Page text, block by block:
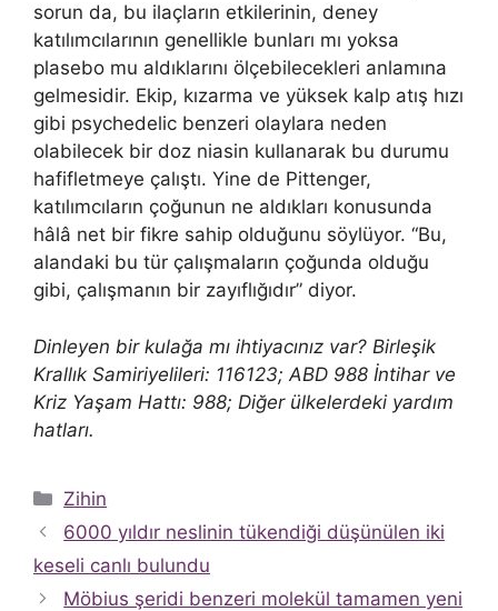
sorun da, bu ilaçların etkilerinin, deney
katılımcılarının genellikle bunları mı yoksa
plasebo mu aldıklarını ölçebilecekleri anlamına
gelmesidir. Ekip, kızarma ve yüksek kalp atış hızı
gibi psychedelic benzeri olaylara neden
olabilecek bir doz niasin kullanarak bu durumu
hafifletmeye çalıştı. Yine de Pittenger,
katılımcıların çoğunun ne aldıkları konusunda
hâlâ net bir fikre sahip olduğunu söylüyor. “Bu,
alandaki bu tür çalışmaların çoğunda olduğu
gibi, çalışmanın bir zayıflığıdır” diyor.
Dinleyen bir kulağa mı ihtiyacınız var? Birleşik
Krallık Samiriyelileri: 116123; ABD 988 İntihar ve
Kriz Yaşam Hattı: 988; Diğer ülkelerdeki yardım
hatları.
Kategoriler
Zihin
6000 yıldır neslinin tükendiği düşünülen iki
keseli canlı bulundu
Möbius şeridi benzeri molekül tamamen yeni